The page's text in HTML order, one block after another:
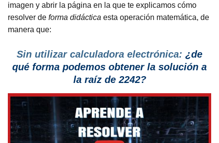
imagen y abrir la página en la que te explicamos cómo
resolver de forma didáctica esta operación matemática, de
manera que:
Sin utilizar calculadora electrónica: ¿de
qué forma podemos obtener la solución a
la raíz de 2242?